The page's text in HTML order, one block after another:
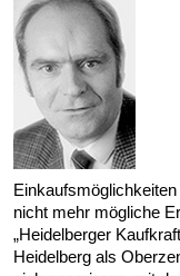
nicht mehr mögliche
„Heidelberger
Heidelberg als